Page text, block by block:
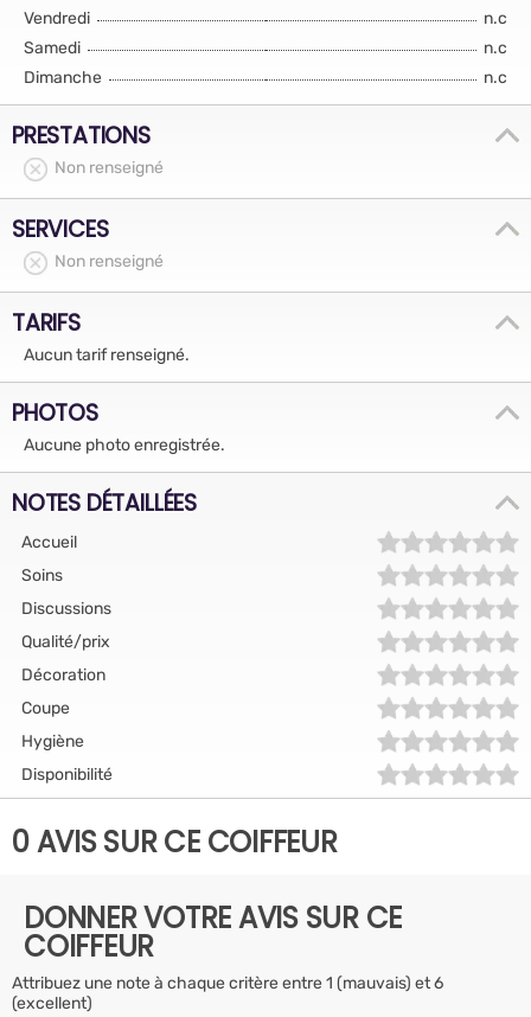
Vendredi
n.c
Samedi
n.c
Dimanche
n.c
PRESTATIONS
Non renseigné
SERVICES
Non renseigné
TARIFS
Aucun tarif renseigné.
PHOTOS
Aucune photo enregistrée.
NOTES DÉTAILLÉES
Accueil
Soins
Discussions
Qualité/prix
Décoration
Coupe
Hygiène
Disponibilité
0 AVIS SUR CE COIFFEUR
DONNER VOTRE AVIS SUR CE
COIFFEUR
Attribuez une note à chaque critère entre 1 (mauvais) et 6
(excellent)